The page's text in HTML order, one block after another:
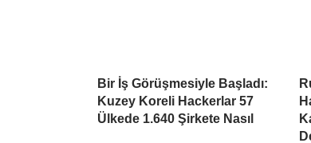
Bir İş Görüşmesiyle Başladı:
Kuzey Koreli Hackerlar 57
Ülkede 1.640 Şirkete Nasıl